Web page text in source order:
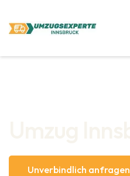
Unverbindlich anfragen